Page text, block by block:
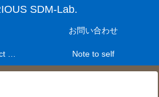
SDM-Lab.
お問い合わせ
Note to self